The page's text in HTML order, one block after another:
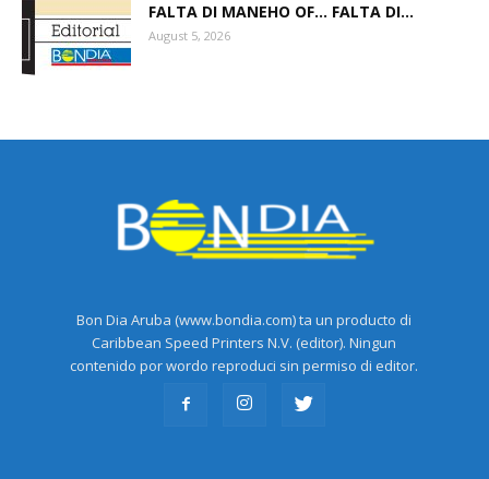
FALTA DI MANEHO OF… FALTA DI...
August 5, 2026
Bon Dia Aruba (www.bondia.com) ta un producto di
Caribbean Speed Printers N.V. (editor). Ningun
contenido por wordo reproduci sin permiso di editor.